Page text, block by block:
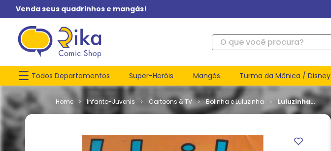
Venda seus quadrinhos e mangás!
O que você procura?
Todos Departamentos Super-Heróis Mangás Turma da Mônica / Disney
Infanto-Juvenis Cartoons & TV Bolinha e Luluzinha
Luluzinha
# 210